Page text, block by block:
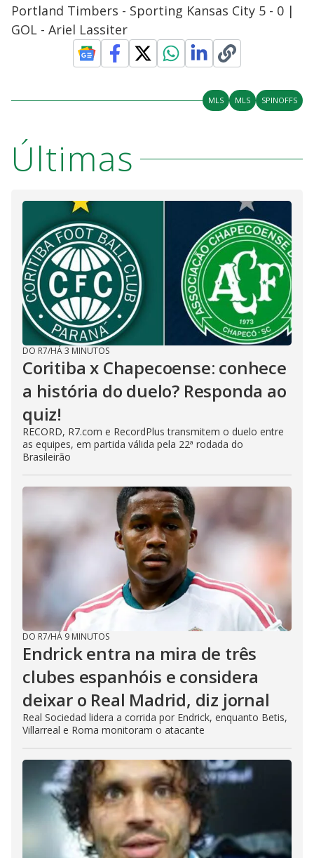
Portland Timbers - Sporting Kansas City 5 - 0 |
GOL - Ariel Lassiter
MLS MLS SPINOFFS
Últimas
DO R7/HÁ 3 MINUTOS
Coritiba x Chapecoense: conhece
a história do duelo? Responda ao
quiz!
RECORD, R7.com e RecordPlus transmitem o duelo entre
as equipes, em partida válida pela 22ª rodada do
Brasileirão
DO R7/HÁ 9 MINUTOS
Endrick entra na mira de três
clubes espanhóis e considera
deixar o Real Madrid, diz jornal
Real Sociedad lidera a corrida por Endrick, enquanto Betis,
Villarreal e Roma monitoram o atacante